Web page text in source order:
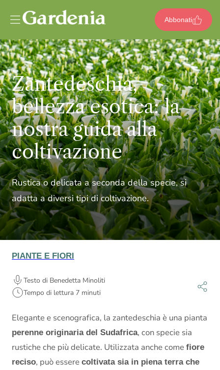
Abbonati
Zantedeschia,
bellezza esotica: la
nostra guida alla
coltivazione
Rustica o delicata a seconda della specie, si
adatta a diversi tipi di coltivazione.
PIANTE E FIORI
Testo di Benedetta Minoliti
Tempo di lettura 7 minuti
Elegante e scenografica, la zantedeschia è una pianta
perenne originaria del Sudafrica, con specie sia
rustiche che più delicate. Utilizzata anche come fiore
reciso, può essere coltivata sia in piena terra che